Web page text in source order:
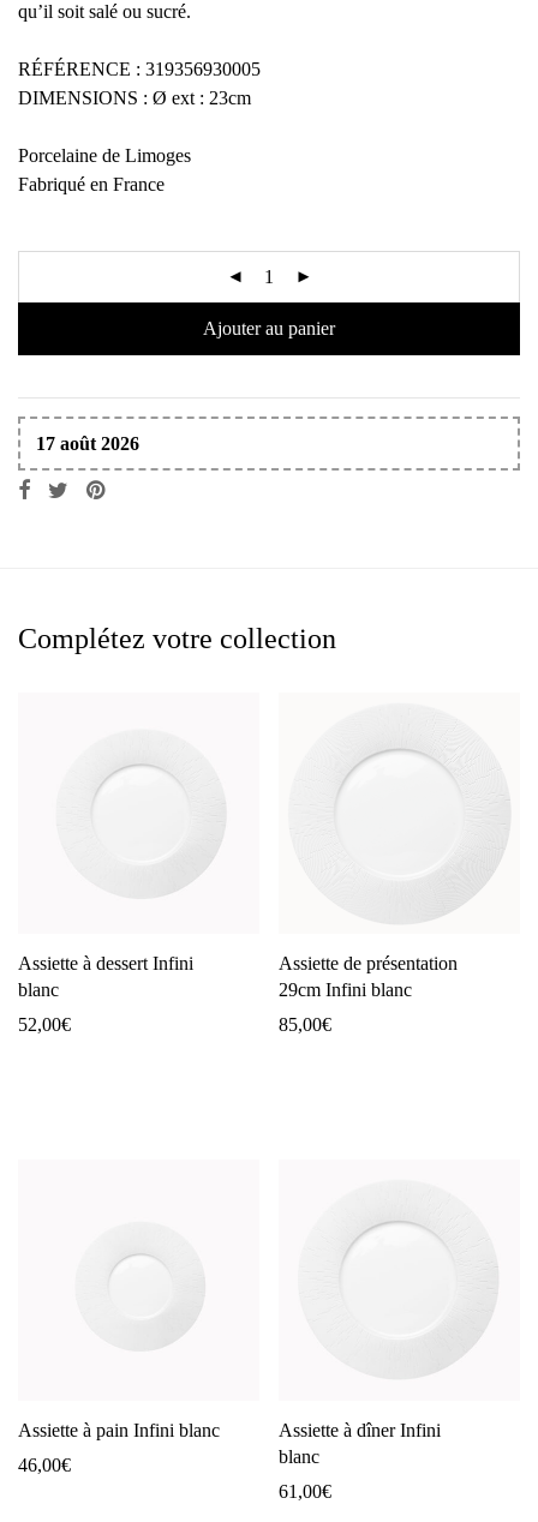
qu’il soit salé ou sucré.
RÉFÉRENCE : 319356930005
DIMENSIONS : Ø ext : 23cm
Porcelaine de Limoges
Fabriqué en France
Ajouter au panier
17 août 2026
Complétez votre collection
Assiette à dessert Infini
blanc
52,00€
Assiette de présentation
29cm Infini blanc
85,00€
Assiette à pain Infini blanc
46,00€
Assiette à dîner Infini
blanc
61,00€